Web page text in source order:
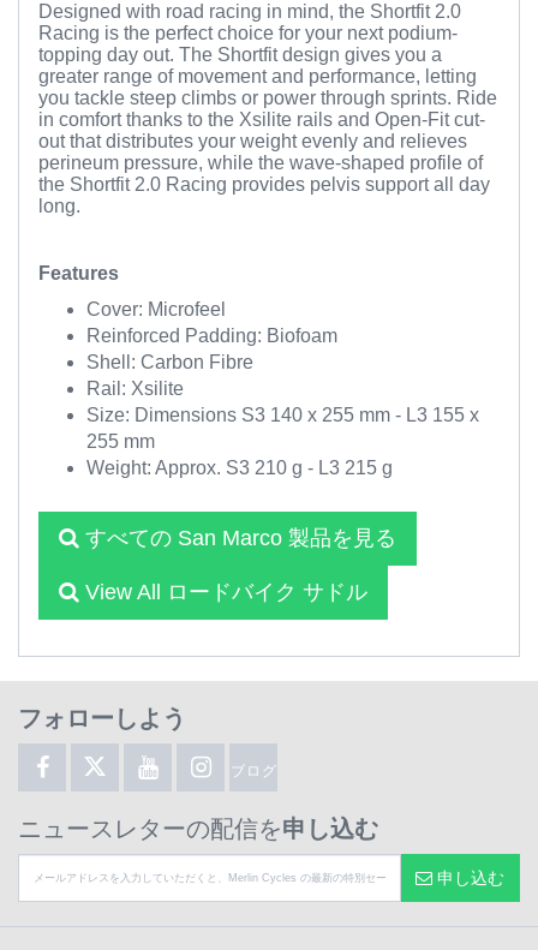
Designed with road racing in mind, the Shortfit 2.0
Racing is the perfect choice for your next podium-
topping day out. The Shortfit design gives you a
greater range of movement and performance, letting
you tackle steep climbs or power through sprints. Ride
in comfort thanks to the Xsilite rails and Open-Fit cut-
out that distributes your weight evenly and relieves
perineum pressure, while the wave-shaped profile of
the Shortfit 2.0 Racing provides pelvis support all day
long.
Features
Cover: Microfeel
Reinforced Padding: Biofoam
Shell: Carbon Fibre
Rail: Xsilite
Size: Dimensions S3 140 x 255 mm - L3 155 x
255 mm
Weight: Approx. S3 210 g - L3 215 g
すべての San Marco 製品を見る
View All ロードバイク サドル
フォローしよう
ブログ
ニュースレターの配信を申し込む
申し込む